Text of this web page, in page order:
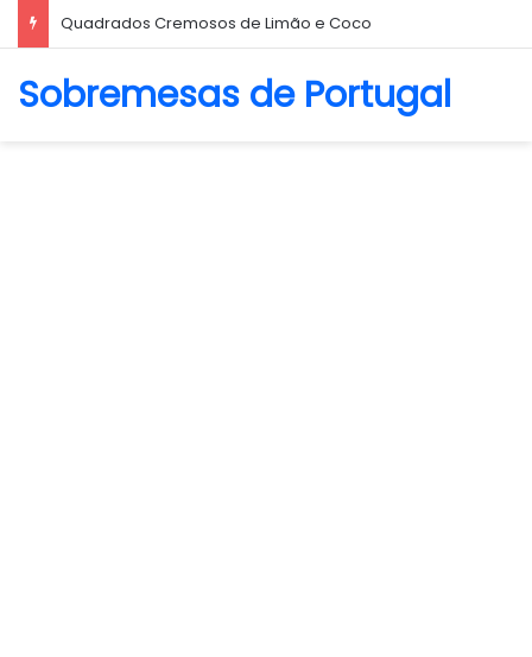
Quadrados Cremosos de Limão e Coco
Sobremesas de Portugal